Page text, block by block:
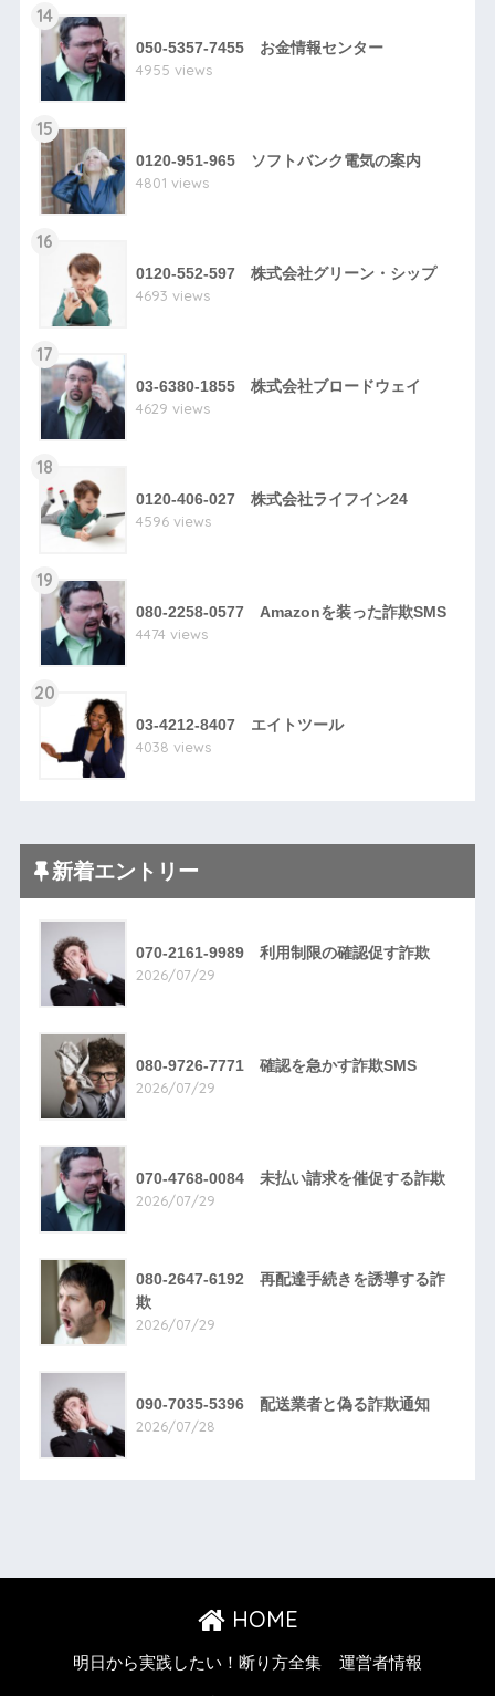
14
050-5357-7455 お金情報センター
4955 views
15
0120-951-965 ソフトバンク電気の案内
4801 views
16
0120-552-597 株式会社グリーン・シップ
4693 views
17
03-6380-1855 株式会社ブロードウェイ
4629 views
18
0120-406-027 株式会社ライフイン24
4596 views
19
080-2258-0577 Amazonを装った詐欺SMS
4474 views
20
03-4212-8407 エイトツール
4038 views
新着エントリー
070-2161-9989 利用制限の確認促す詐欺
2026/07/29
080-9726-7771 確認を急かす詐欺SMS
2026/07/29
070-4768-0084 未払い請求を催促する詐欺
2026/07/29
080-2647-6192 再配達手続きを誘導する詐
欺
2026/07/29
090-7035-5396 配送業者と偽る詐欺通知
2026/07/28
HOME
明日から実践したい！断り方全集 運営者情報